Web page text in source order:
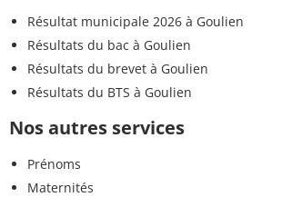
Résultat municipale 2026 à Goulien
Résultats du bac à Goulien
Résultats du brevet à Goulien
Résultats du BTS à Goulien
Nos autres services
Prénoms
Maternités